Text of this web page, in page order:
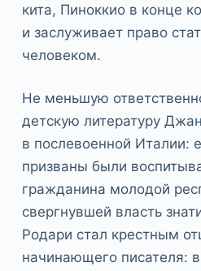
кита, Пиноккио в конце
и заслуживает право
человеком.
Не меньшую
детскую литературу
в послевоенной Италии:
призваны были
гражданина молодой
свергнувшей власть
Родари стал крестным
начинающего писателя: